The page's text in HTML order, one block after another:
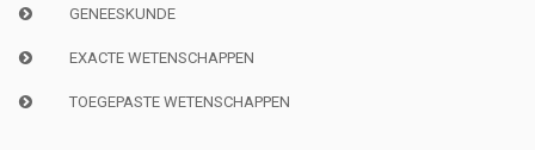
GENEESKUNDE
EXACTE WETENSCHAPPEN
TOEGEPASTE WETENSCHAPPEN